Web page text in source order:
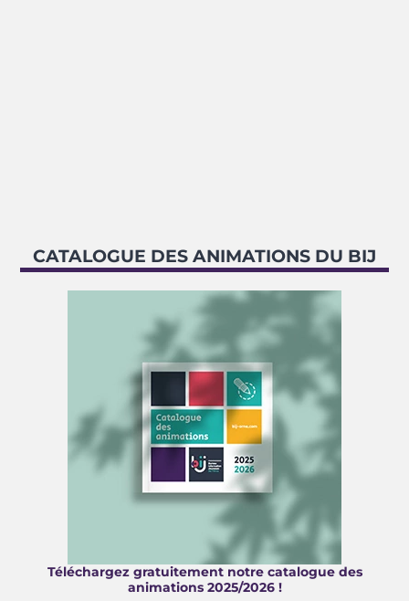
CATALOGUE DES ANIMATIONS DU BIJ
Téléchargez gratuitement notre catalogue des
animations 2025/2026 !